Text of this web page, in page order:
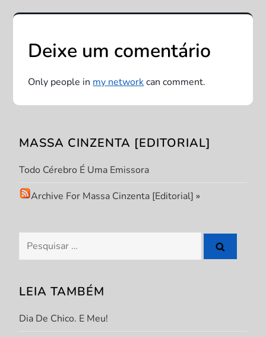
e
g
a
ç
o
d
P
o
s
t
Deixe um comentário
Only people inmy networkcan comment.
MASSA CINZENTA [EDITORIAL]
Todo Cérebro É Uma Emissora
Archive For Massa Cinzenta [Editorial] »
Pesquisar
por:
LEIA TAMBÉM
Dia De Chico. E Meu!